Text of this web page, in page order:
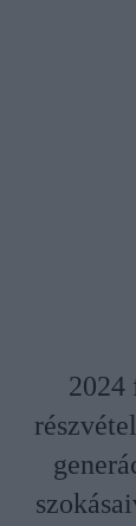
2024